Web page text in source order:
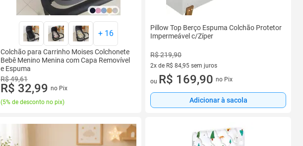
+ 16
Colchão para Carrinho Moises Colchonete
Bebê Menino Menina com Capa Removível
e Espuma
R$ 49,61
R$ 32,99 no Pix
(5% de desconto no pix)
Pillow Top Berço Espuma Colchão Protetor
Impermeável c/Zíper
R$ 219,90
2x de R$ 84,95 sem juros
2 vez de R$ 84,95 sem juros
ou R$ 169,90 no Pix
Adicionar à sacola